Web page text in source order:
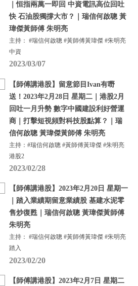
｜恒指兩萬一即回 中資電訊高位回吐
快 石油股獨撐大市？｜瑞信何啟聰 黃
瑋傑黃師傅 朱明亮
主持： #瑞信何啟聰 #黃師傅黃瑋傑 #朱明亮
中資
2023/03/07
【師傅講港股】留意節目Ivan有嘢
送！2023年2月28日 星期二｜港股2月
回吐一月升勢 數字中國建設利好營運
商｜打擊短視頻對科技股點算？｜瑞
信何啟聰 黃瑋傑黃師傅 朱明亮
主持：#瑞信何啟聰 #黃師傅黃瑋傑 #朱明亮
港股2
2023/02/28
【師傅講港股】2023年2月20日 星期一
｜踏入業績期留意業績股 基建水泥零
售炒復甦｜瑞信何啟聰 黃瑋傑黃師傅
朱明亮
主持： #瑞信何啟聰 #黃師傅黃瑋傑 #朱明亮
踏入
2023/02/20
【師傅講港股】2023年2月7日 星期二